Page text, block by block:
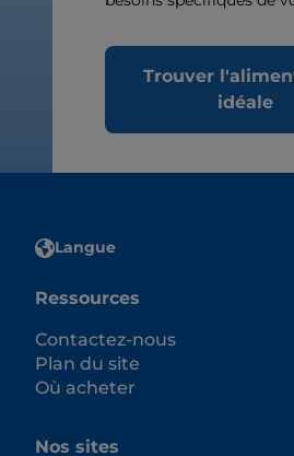
Trouver
idéale
Langue
Ressources
Contactez-nous
Plan du site
Où acheter
Nos sites